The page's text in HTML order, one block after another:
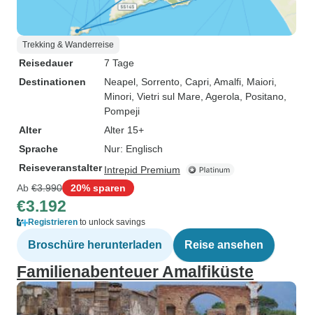
Trekking & Wanderreise
Reisedauer
7 Tage
Destinationen
Neapel , Sorrento , Capri , Amalfi , Maiori
Minori , Vietri sul Mare , Agerola , Positano
Pompeji
Alter
Alter 15+
Sprache
Nur: Englisch
Reiseveranstalter Intrepid Premium
Ab €3.990 20% sparen
€3.192
Registrieren to unlock savings
Broschüre herunterladen Reise ansehen
Familienabenteuer Amalfiküste